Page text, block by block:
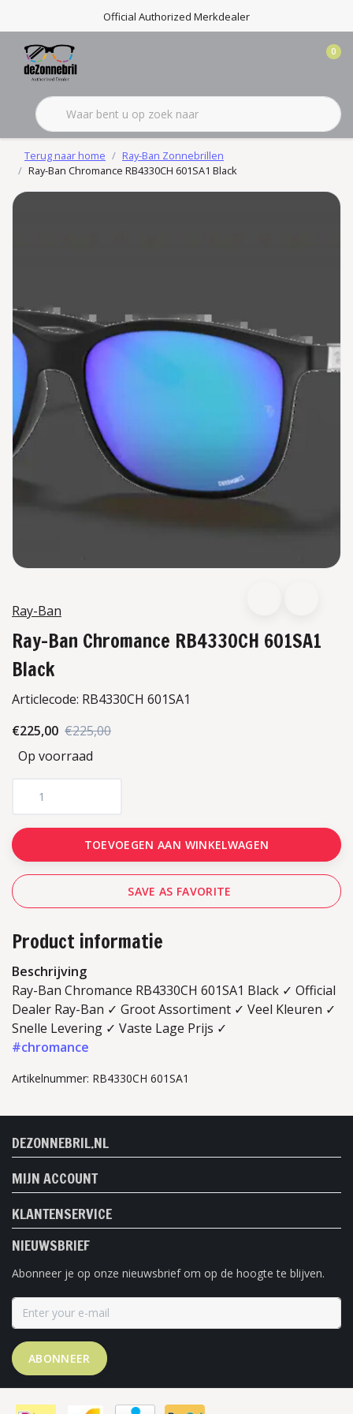
Official Authorized Merkdealer
0
Terug naar home
Ray-Ban Zonnebrillen
Ray-Ban Chromance RB4330CH 601SA1 Black
Ray-Ban
Ray-Ban Chromance RB4330CH 601SA1
Black
Articlecode: RB4330CH 601SA1
€225,00 €225,00
Op voorraad
TOEVOEGEN AAN WINKELWAGEN
SAVE AS FAVORITE
Product informatie
Beschrijving
Ray-Ban Chromance RB4330CH 601SA1 Black ✓ Official
Dealer Ray-Ban ✓ Groot Assortiment ✓ Veel Kleuren ✓
Snelle Levering ✓ Vaste Lage Prijs ✓
#chromance
Artikelnummer: RB4330CH 601SA1
DEZONNEBRIL.NL
MIJN ACCOUNT
KLANTENSERVICE
NIEUWSBRIEF
Abonneer je op onze nieuwsbrief om op de hoogte te blijven.
ABONNEER